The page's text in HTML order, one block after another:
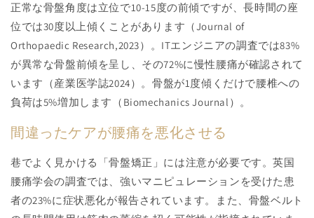
正常な骨盤角度は立位で10-15度の前傾ですが、長時間の座
位では30度以上傾くことがあります（Journal of
Orthopaedic Research,2023）。ITエンジニアの調査では83%
が異常な骨盤前傾を呈し、その72%に慢性腰痛が確認されて
います（産業医学誌2024）。骨盤が1度傾くだけで腰椎への
負荷は5%増加します（Biomechanics Journal）。
間違ったケアが腰痛を悪化させる
巷でよく見かける「骨盤矯正」には注意が必要です。英国
腰痛学会の調査では、強いマニピュレーションを受けた患
者の23%に症状悪化が報告されています。また、骨盤ベルト